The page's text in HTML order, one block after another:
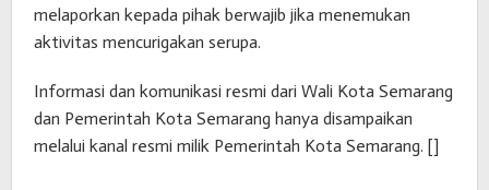
melaporkan kepada pihak berwajib jika menemukan
aktivitas mencurigakan serupa.
Informasi dan komunikasi resmi dari Wali Kota Semarang
dan Pemerintah Kota Semarang hanya disampaikan
melalui kanal resmi milik Pemerintah Kota Semarang. []